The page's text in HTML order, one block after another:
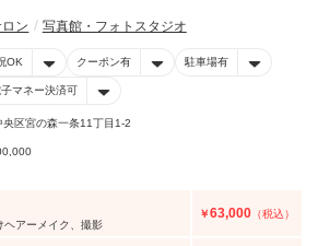
ン 写真館・フォトスタジオ
OK クーポン有 駐車場有
子マネー決済可
央区宮の森一条11丁目1-2
アーメイク、撮影
￥63,000 （税込）